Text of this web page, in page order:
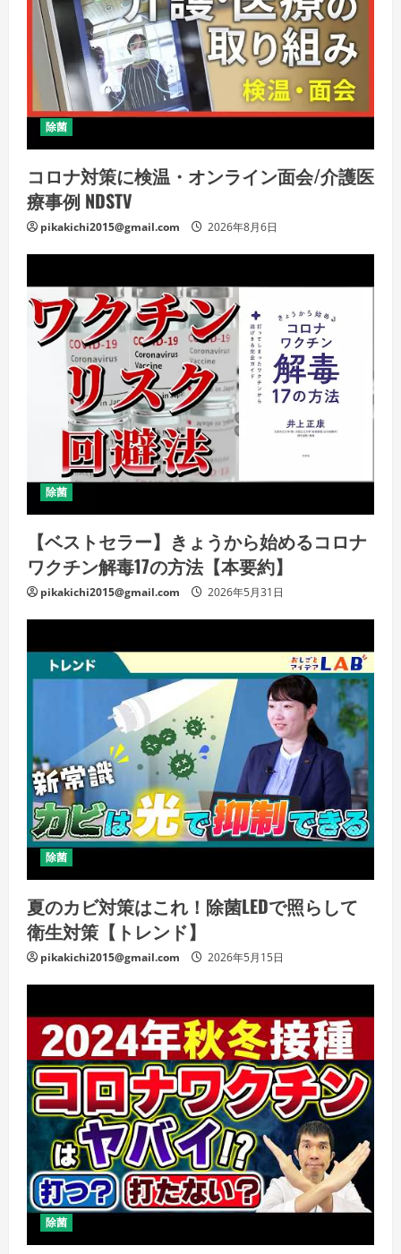
除菌
コロナ対策に検温・オンライン面会/介護医
療事例 NDSTV
pikakichi2015@gmail.com 2026年8月6日
除菌
【ベストセラー】きょうから始めるコロナ
ワクチン解毒17の方法【本要約】
pikakichi2015@gmail.com 2026年5月31日
除菌
夏のカビ対策はこれ！除菌LEDで照らして
衛生対策【トレンド】
pikakichi2015@gmail.com 2026年5月15日
除菌